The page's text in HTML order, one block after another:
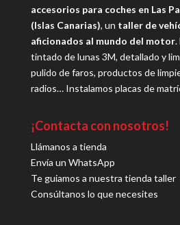
accesorios para coches en Las
(Islas Canarias), un taller de
aficionados al mundo del motor.
tintado de lunas 3M, detallado y
pulido de faros, productos de
radios… Instalamos placas de
¡Contacta con nosotros!
Llámanos a tienda
Envía un WhatsApp
Te guiamos a nuestra tienda taller
Consúltanos lo que necesites